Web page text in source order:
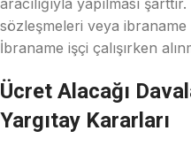
aracılığıyla yapılması
sözleşmeleri veya
İbraname işçi çalışırken
Ücret Alacağı
Yargıtay Kararları